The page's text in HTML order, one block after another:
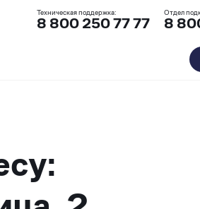
Техническая поддержка:
8 800 250 77 77
Отдел
8